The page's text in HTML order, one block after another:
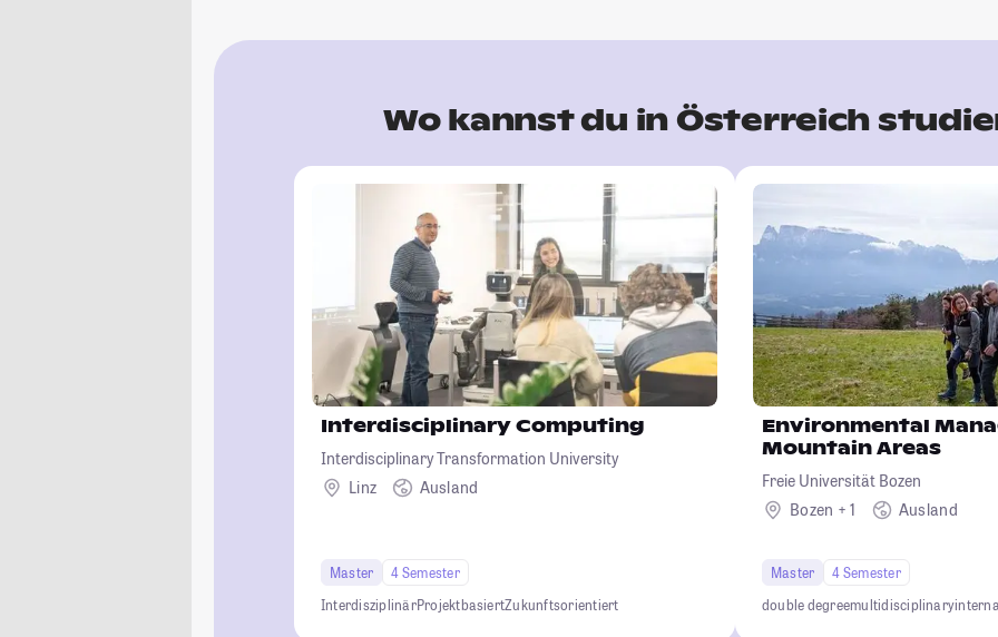
Wo kannst du in Österreich
Interdisciplinary Computing
Interdisciplinary Transformation University
Linz
Ausland
Master
4 Semester
InterdisziplinärProjektbasiertZukunftsorientiert
Environmental
Mountain Areas
Freie Universität Bozen
Bozen + 1
Ausland
Master
4 Semester
double degreemultidisciplinary